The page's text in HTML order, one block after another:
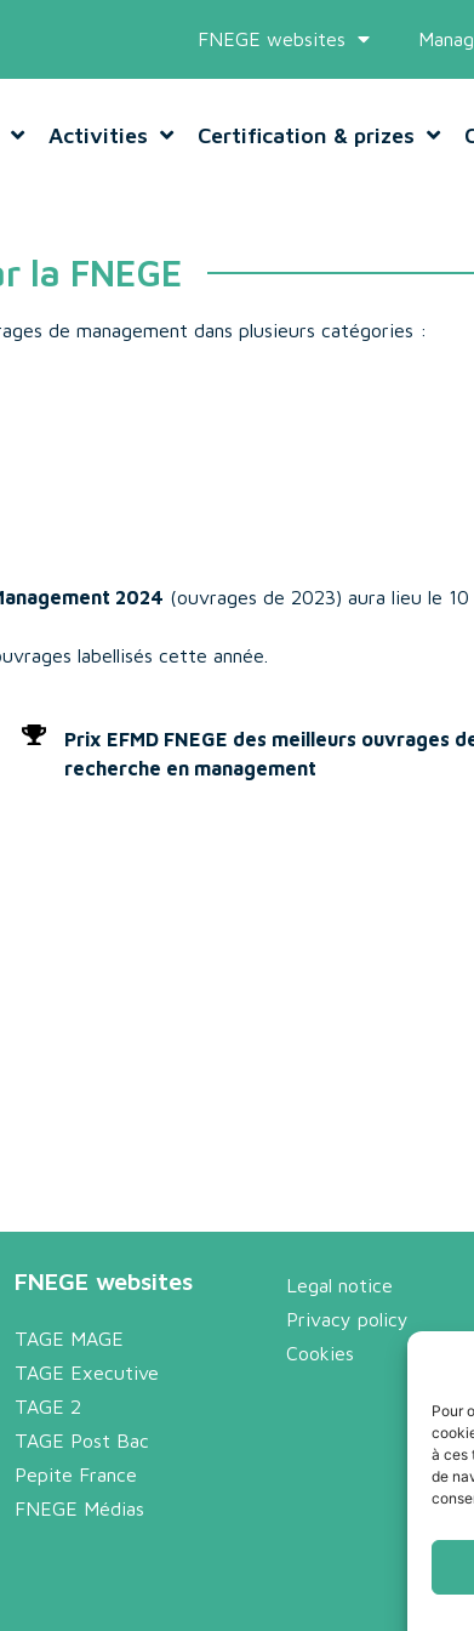
Pour
à ces
de
FNEGE websites
Activities Certification & prizes
la FNEGE
de management dans plusieurs catégories :
2024 (ouvrages de 2023) aura lieu le 10
labellisés cette année.
Prix EFMD FNEGE des meilleurs ouvrages
recherche en management
FNEGE websites
TAGE MAGE
TAGE Executive
TAGE 2
TAGE Post Bac
Pepite France
FNEGE Médias
Legal notice
Privacy policy
Cookies